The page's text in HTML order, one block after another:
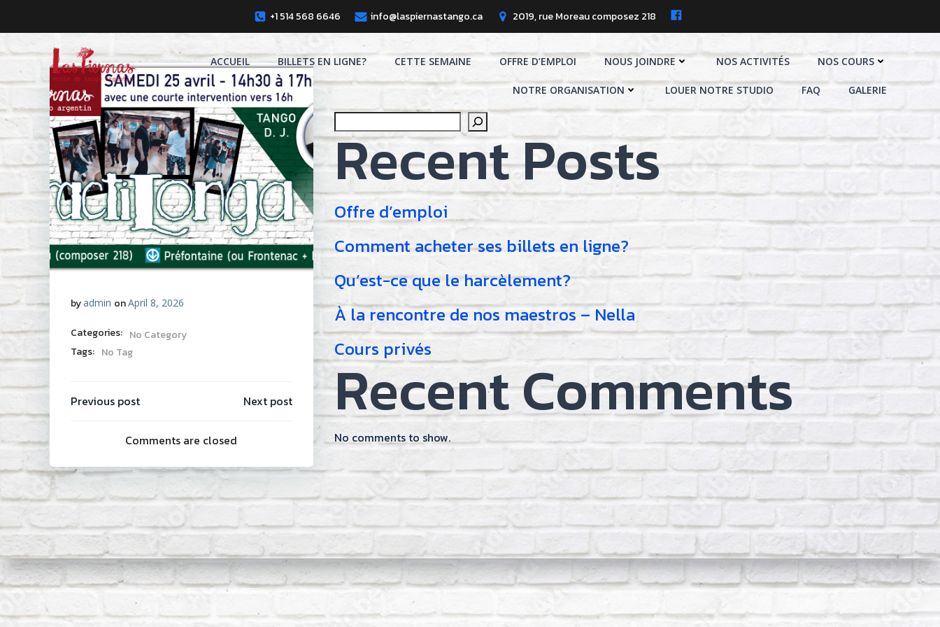
+1 514 568 6646 info@laspiernastango.ca 2019, rue Moreau composez 218
ACCUEIL BILLETS EN LIGNE? CETTE SEMAINE OFFRE D’EMPLOI NOUS JOINDRE NOS ACTIVITÉS NOS COURS
NOTRE ORGANISATION LOUER NOTRE STUDIO FAQ GALERIE
byadmin onApril 8, 2026
Categories: No Category
Tags: No Tag
Post
navigation
Previous post Post
navigation
Next post
Comments are closed
Recent Posts
Offre d’emploi
Comment acheter ses billets en ligne?
Qu’est-ce que le harcèlement?
À la rencontre de nos maestros – Nella
Cours privés
Recent Comments
No comments to show.